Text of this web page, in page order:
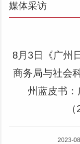
媒体采访
8月3日《广州
商务局与社会
州蓝皮书
2023-